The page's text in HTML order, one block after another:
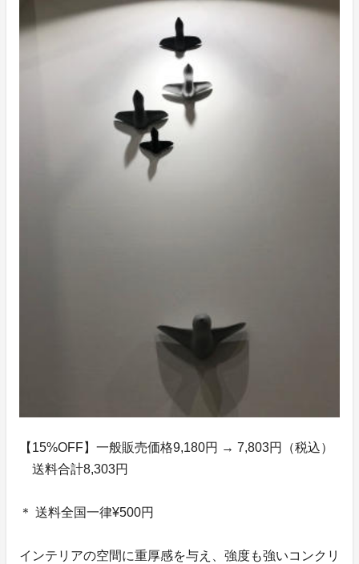
【15%OFF】一般販売価格9,180円 → 7,803円（税込）
送料合計8,303円
＊ 送料全国一律¥500円
インテリアの空間に重厚感を与え、強度も強いコンクリ